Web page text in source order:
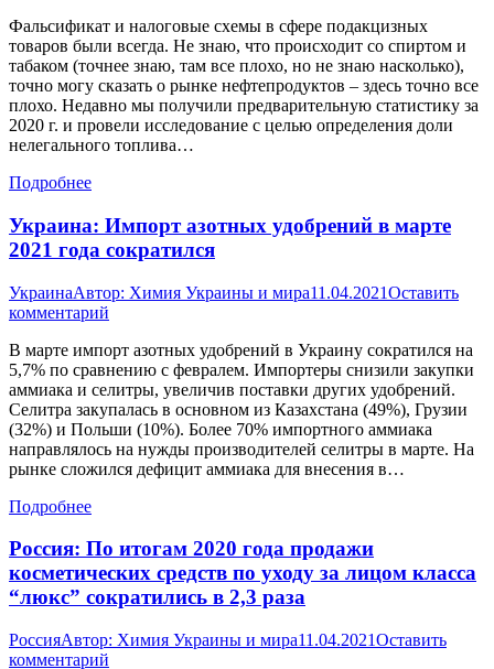
Фальсификат и налоговые схемы в сфере подакцизных
товаров были всегда. Не знаю, что происходит со спиртом и
табаком (точнее знаю, там все плохо, но не знаю насколько),
точно могу сказать о рынке нефтепродуктов – здесь точно все
плохо. Недавно мы получили предварительную статистику за
2020 г. и провели исследование с целью определения доли
нелегального топлива…
Подробнее
Украина: Импорт азотных удобрений в марте
2021 года сократился
УкраинаАвтор: Химия Украины и мира11.04.2021Оставить
комментарий
В марте импорт азотных удобрений в Украину сократился на
5,7% по сравнению с февралем. Импортеры снизили закупки
аммиака и селитры, увеличив поставки других удобрений.
Селитра закупалась в основном из Казахстана (49%), Грузии
(32%) и Польши (10%). Более 70% импортного аммиака
направлялось на нужды производителей селитры в марте. На
рынке сложился дефицит аммиака для внесения в…
Подробнее
Россия: По итогам 2020 года продажи
косметических средств по уходу за лицом класса
“люкс” сократились в 2,3 раза
РоссияАвтор: Химия Украины и мира11.04.2021Оставить
комментарий